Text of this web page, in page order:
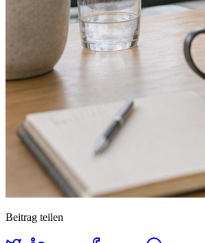
Beitrag teilen